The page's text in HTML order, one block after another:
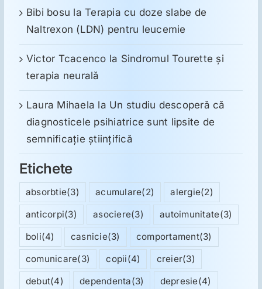
Bibi bosu laTerapia cu doze slabe de
Naltrexon (LDN) pentru leucemie
Victor Tcacenco la Sindromul Tourette şi
terapia neurală
Laura Mihaela la Un studiu descoperă că
diagnosticele psihiatrice sunt lipsite de
semnificație științifică
Etichete
absorbtie(3) acumulare(2) alergie(2)
anticorpi(3) asociere(3) autoimunitate(3)
boli(4) casnicie(3) comportament(3)
comunicare(3) copii(4) creier(3)
debut(4) dependenta(3) depresie(4)